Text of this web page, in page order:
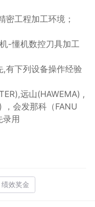
密工程加工环境；
-懂机数控刀具加工
有下列设备操作经验
远山(HAWEMA) ,
，会发那科（FANU
录用
绩效奖金